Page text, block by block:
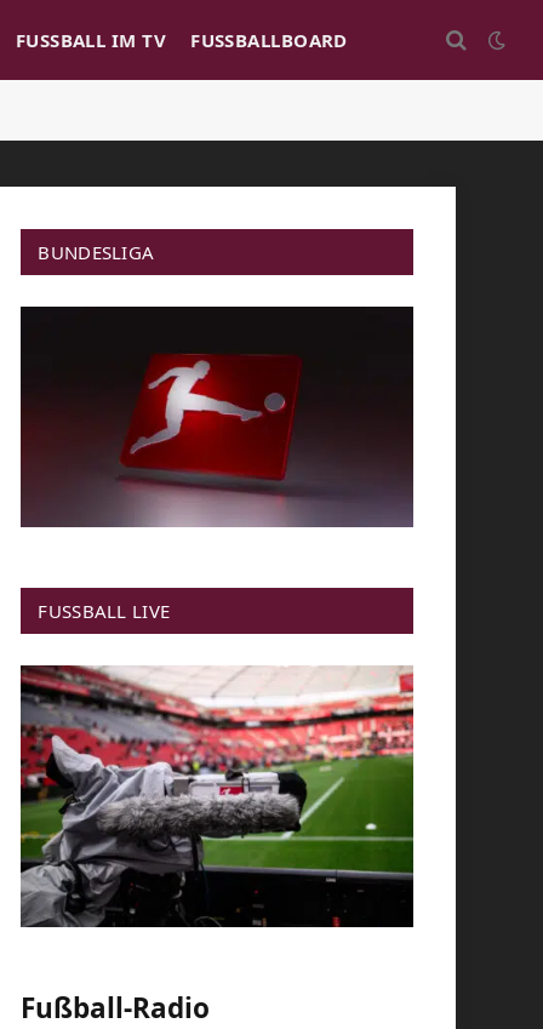
FUSSBALL IM TV FUSSBALLBOARD
BUNDESLIGA
FUSSBALL LIVE
Fußball-Radio